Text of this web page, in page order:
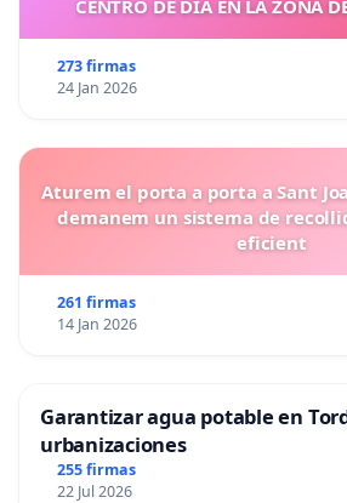
CENTRO DE DIA EN LA ZONA
273 firmas
24 Jan 2026
Aturem el porta a porta a Sant
demanem un sistema de
eficient
261 firmas
14 Jan 2026
Garantizar agua potable en
urbanizaciones
255 firmas
22 Jul 2026